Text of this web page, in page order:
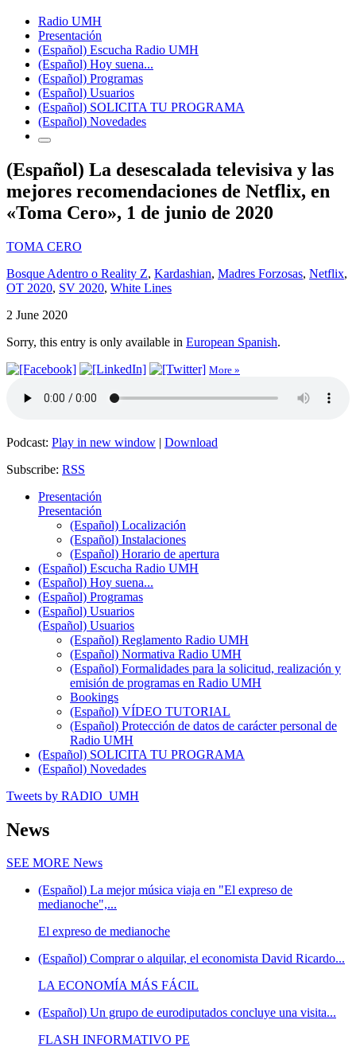
Radio UMH
Presentación
(Español) Escucha Radio UMH
(Español) Hoy suena...
(Español) Programas
(Español) Usuarios
(Español) SOLICITA TU PROGRAMA
(Español) Novedades
(Español) La desescalada televisiva y las
mejores recomendaciones de Netflix, en
«Toma Cero», 1 de junio de 2020
TOMA CERO
Bosque Adentro o Reality Z, Kardashian, Madres Forzosas, Netflix,
OT 2020, SV 2020, White Lines
2 June 2020
Sorry, this entry is only available in European Spanish.
More »
Podcast: Play in new window | Download
Subscribe: RSS
Presentación
Presentación
(Español) Localización
(Español) Instalaciones
(Español) Horario de apertura
(Español) Escucha Radio UMH
(Español) Hoy suena...
(Español) Programas
(Español) Usuarios
(Español) Usuarios
(Español) Reglamento Radio UMH
(Español) Normativa Radio UMH
(Español) Formalidades para la solicitud, realización y
emisión de programas en Radio UMH
Bookings
(Español) VÍDEO TUTORIAL
(Español) Protección de datos de carácter personal de
Radio UMH
(Español) SOLICITA TU PROGRAMA
(Español) Novedades
Tweets by RADIO_UMH
News
SEE MORE News
(Español) La mejor música viaja en "El expreso de
medianoche",...
El expreso de medianoche
(Español) Comprar o alquilar, el economista David Ricardo...
LA ECONOMÍA MÁS FÁCIL
(Español) Un grupo de eurodiputados concluye una visita...
FLASH INFORMATIVO PE